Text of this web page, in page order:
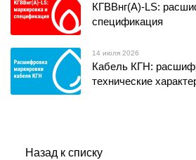
КГВВнг(А)-LS:
спецификация
14 июля 2026
Кабель КГН:
технические
Назад к списку